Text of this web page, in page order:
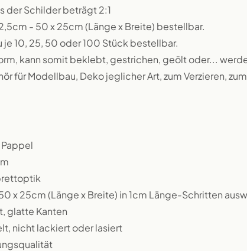
der Schilder beträgt 2:1
- 50 x 25cm (Länge x Breite) bestellbar.
je 10, 25, 50 oder 100 Stück bestellbar.
kann somit beklebt, gestrichen, geölt oder...
für Modellbau, Deko jeglicher Art, zum Verzieren,
x 25cm (Länge x Breite) in 1cm Länge-Schritten
glatte Kanten
nicht lackiert oder lasiert